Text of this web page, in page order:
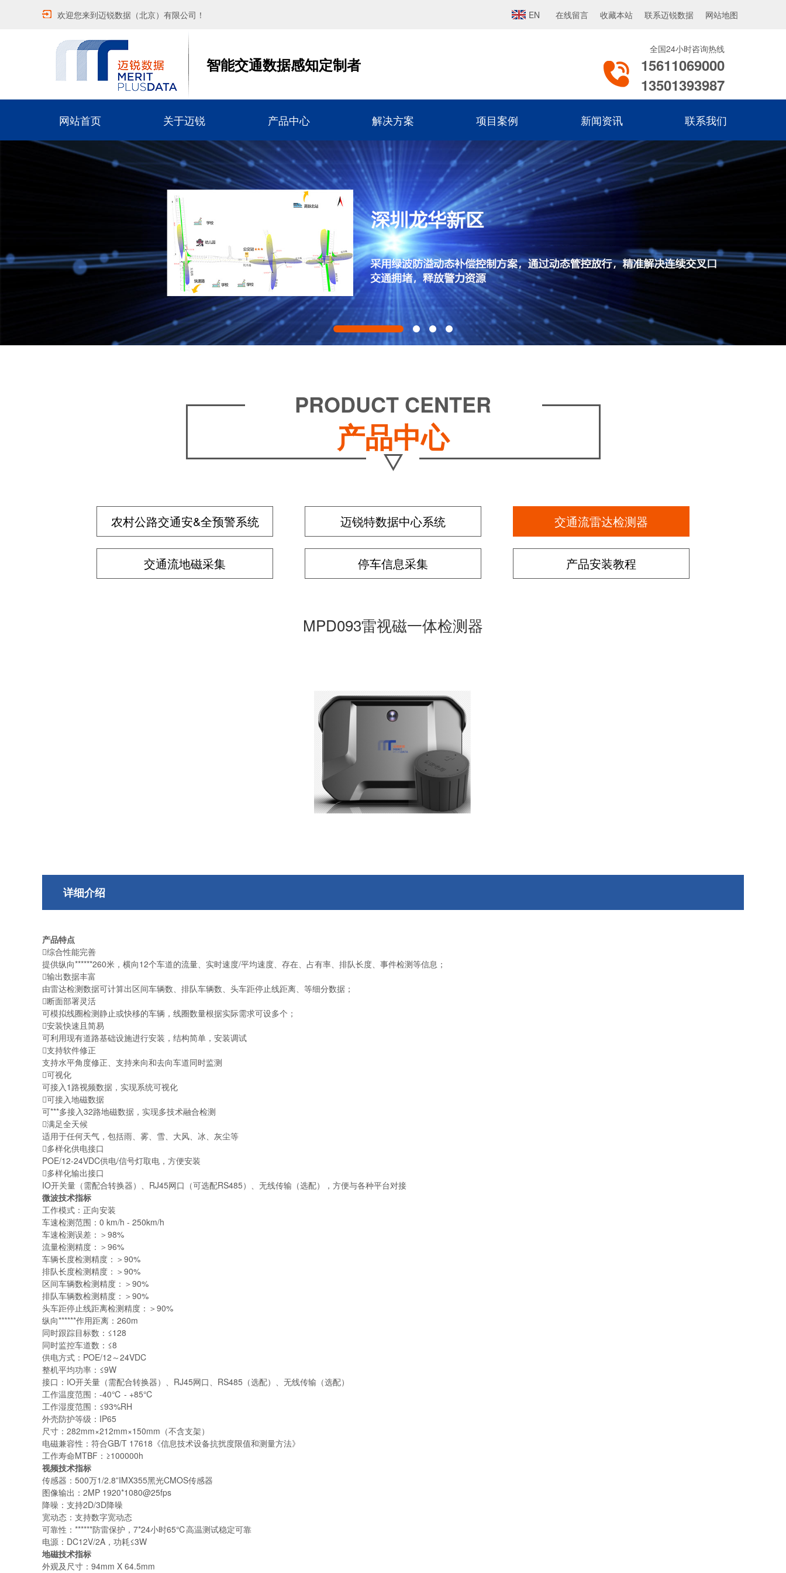
欢迎您来到迈锐数据（北京）有限公司！ EN 在线留言 收藏本站 联系迈锐数据 网站地图
智能交通数据感知定制者
全国24小时咨询热线
15611069000
13501393987
网站首页 关于迈锐 产品中心 解决方案 项目案例 新闻资讯 联系我们
PRODUCT CENTER
产品中心
农村公路交通安&全预警系统 迈锐特数据中心系统 交通流雷达检测器
交通流地磁采集 停车信息采集 产品安装教程
MPD093雷视磁一体检测器
详细介绍
产品特点
综合性能完善
提供纵向******260米，横向12个车道的流量、实时速度/平均速度、存在、占有率、排队长度、事件检测等信息；
输出数据丰富
由雷达检测数据可计算出区间车辆数、排队车辆数、头车距停止线距离、等细分数据；
断面部署灵活
可模拟线圈检测静止或快移的车辆，线圈数量根据实际需求可设多个；
安装快速且简易
可利用现有道路基础设施进行安装，结构简单，安装调试
支持软件修正
支持水平角度修正、支持来向和去向车道同时监测
可视化
可接入1路视频数据，实现系统可视化
可接入地磁数据
可***多接入32路地磁数据，实现多技术融合检测
满足全天候
适用于任何天气，包括雨、雾、雪、大风、冰、灰尘等
多样化供电接口
POE/12-24VDC供电/信号灯取电，方便安装
多样化输出接口
IO开关量（需配合转换器）、RJ45网口（可选配RS485）、无线传输（选配），方便与各种平台对接
微波技术指标
工作模式：正向安装
车速检测范围： 0 km/h - 250km/h
车速检测误差：＞98%
流量检测精度：＞96%
车辆长度检测精度：＞90%
排队长度检测精度：＞90%
区间车辆数检测精度：＞90%
排队车辆数检测精度：＞90%
头车距停止线距离检测精度：＞90%
纵向******作用距离： 260m
同时跟踪目标数： ≤128
同时监控车道数： ≤8
供电方式： POE/12～24VDC
整机平均功率： ≤9W
接口： IO开关量（需配合转换器）、RJ45网口、RS485（选配）、 无线传输（选配）
工作温度范围： -40℃ - +85℃
工作湿度范围： ≤93%RH
外壳防护等级： IP65
尺寸： 282mm×212mm×150mm（不含支架）
电磁兼容性：符合GB/T 17618《信息技术设备抗扰度限值和测量方法》
工作寿命MTBF：≥100000h
视频技术指标
传感器： 500万1/2.8”IMX355黑光CMOS传感器
图像输出：2MP 1920*1080@25fps
降噪：支持2D/3D降噪
宽动态：支持数字宽动态
可靠性：******防雷保护，7*24小时65℃高温测试稳定可靠
电源： DC12V/2A，功耗≤3W
地磁技术指标
外观及尺寸： 94mm X 64.5mm